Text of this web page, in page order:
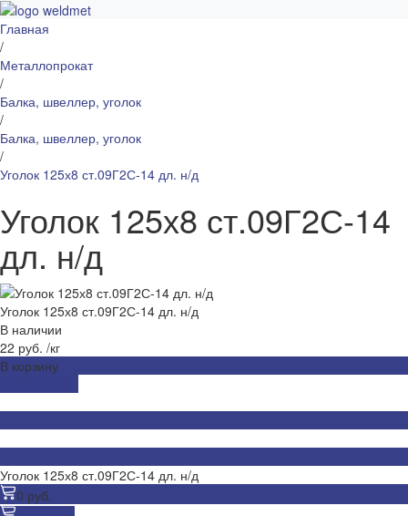
Главная
/
Металлопрокат
/
Балка, швеллер, уголок
/
Балка, швеллер, уголок
/
Уголок 125х8 ст.09Г2С-14 дл. н/д
Уголок 125х8 ст.09Г2С-14
дл. н/д
Уголок 125х8 ст.09Г2С-14 дл. н/д
В наличии
22 руб. /кг
В корзину
Уголок 125х8 ст.09Г2С-14 дл. н/д
0 руб.